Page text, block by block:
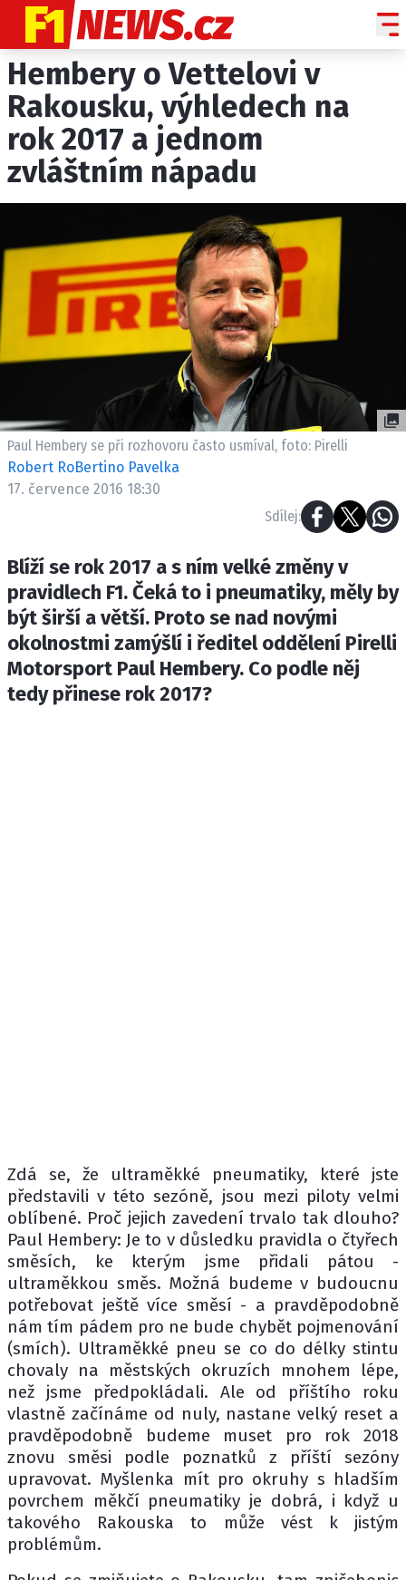
NOVINKY
GRAND PRIX
PADDOCK LINE
TECHNIKA
HISTORIE GP
PROFILY JEZDCŮ
PROFILY TÝMŮ
ROZHOVORY
OSTATNÍ
SLEDUJTE NÁS NA|
ETICKÝ KODEX
KONTAKT
VYDAVATEL
OSOBNÍ ÚDAJE / COOKIES
Provozovatelem serveru F1NEWS.cz je
INCORP MEDIA GROUP s.r.o., IČ: 118 23 054
Hembery o Vettelovi v
Rakousku, výhledech na
rok 2017 a jednom
zvláštním nápadu
Paul Hembery se při rozhovoru často usmíval, foto: Pirelli
Robert RoBertino Pavelka
17. července 2016 18:30
Sdílej:
Blíží se rok 2017 a s ním velké změny v
pravidlech F1. Čeká to i pneumatiky, měly by
být širší a větší. Proto se nad novými
okolnostmi zamýšlí i ředitel oddělení Pirelli
Motorsport Paul Hembery. Co podle něj
tedy přinese rok 2017?
Zdá se, že ultraměkké pneumatiky, které jste
představili v této sezóně, jsou mezi piloty velmi
oblíbené. Proč jejich zavedení trvalo tak dlouho?
Paul Hembery: Je to v důsledku pravidla o čtyřech
směsích, ke kterým jsme přidali pátou -
ultraměkkou směs. Možná budeme v budoucnu
potřebovat ještě více směsí - a pravděpodobně
nám tím pádem pro ne bude chybět pojmenování
(smích). Ultraměkké pneu se co do délky stintu
chovaly na městských okruzích mnohem lépe,
než jsme předpokládali. Ale od příštího roku
vlastně začínáme od nuly, nastane velký reset a
pravděpodobně budeme muset pro rok 2018
znovu směsi podle poznatků z příští sezóny
upravovat. Myšlenka mít pro okruhy s hladším
povrchem měkčí pneumatiky je dobrá, i když u
takového Rakouska to může vést k jistým
problémům.